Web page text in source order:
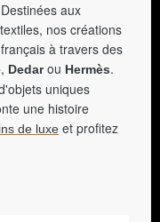
aux
nos créations
à travers des
, Dedarou Hermès.
uniques
une histoire
de luxe et profitez